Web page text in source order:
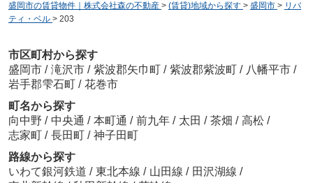
盛岡市の賃貸物件｜株式会社森の不動産 > (賃貸)地域から探す > 盛岡市 > リバ
ティ・ベル > 203
市区町村から探す
盛岡市 / 滝沢市 / 紫波郡矢巾町 / 紫波郡紫波町 / 八幡平市 /
岩手郡雫石町 / 花巻市
町名から探す
向中野 / 中央通 / 本町通 / 前九年 / 太田 / 茶畑 / 高松 /
志家町 / 長田町 / 神子田町
路線から探す
いわて銀河鉄道 / 東北本線 / 山田線 / 田沢湖線 /